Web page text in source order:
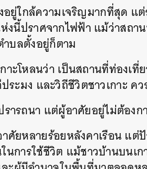
อยู่ใกล้ความเจริญมากที่สุด แ
งนี้ปราศจากไฟฟ้า แม้ว่าสถา
บลตั้งอยู่ก็ตาม
ะโหลนว่า เป็นสถานที่ท่องเที่
ระมง และวิถีชีวิตชาวเกาะ
ารถนา แต่ผู้อาศัยอยู่ไม่ต้องก
ศัยหลายร้อยหลังคาเรือน แ
การใช้ชีวิต แม้ชาวบ้านบนเ